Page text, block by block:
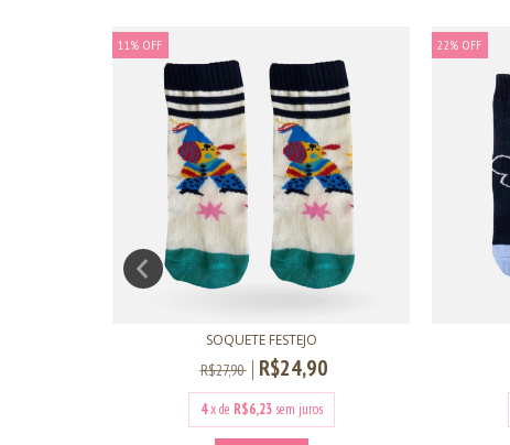
11 % OFF
SOQUETE FESTEJO
R$27,90 R$24,90
4 x de R$6,23 sem juros
22% OFF